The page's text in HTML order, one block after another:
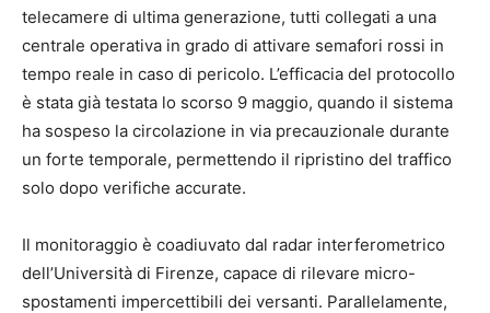
telecamere di ultima generazione, tutti collegati a una
centrale operativa in grado di attivare semafori rossi in
tempo reale in caso di pericolo. L’efficacia del protocollo
è stata già testata lo scorso 9 maggio, quando il sistema
ha sospeso la circolazione in via precauzionale durante
un forte temporale, permettendo il ripristino del traffico
solo dopo verifiche accurate.
Il monitoraggio è coadiuvato dal radar interferometrico
dell’Università di Firenze, capace di rilevare micro-
spostamenti impercettibili dei versanti. Parallelamente,